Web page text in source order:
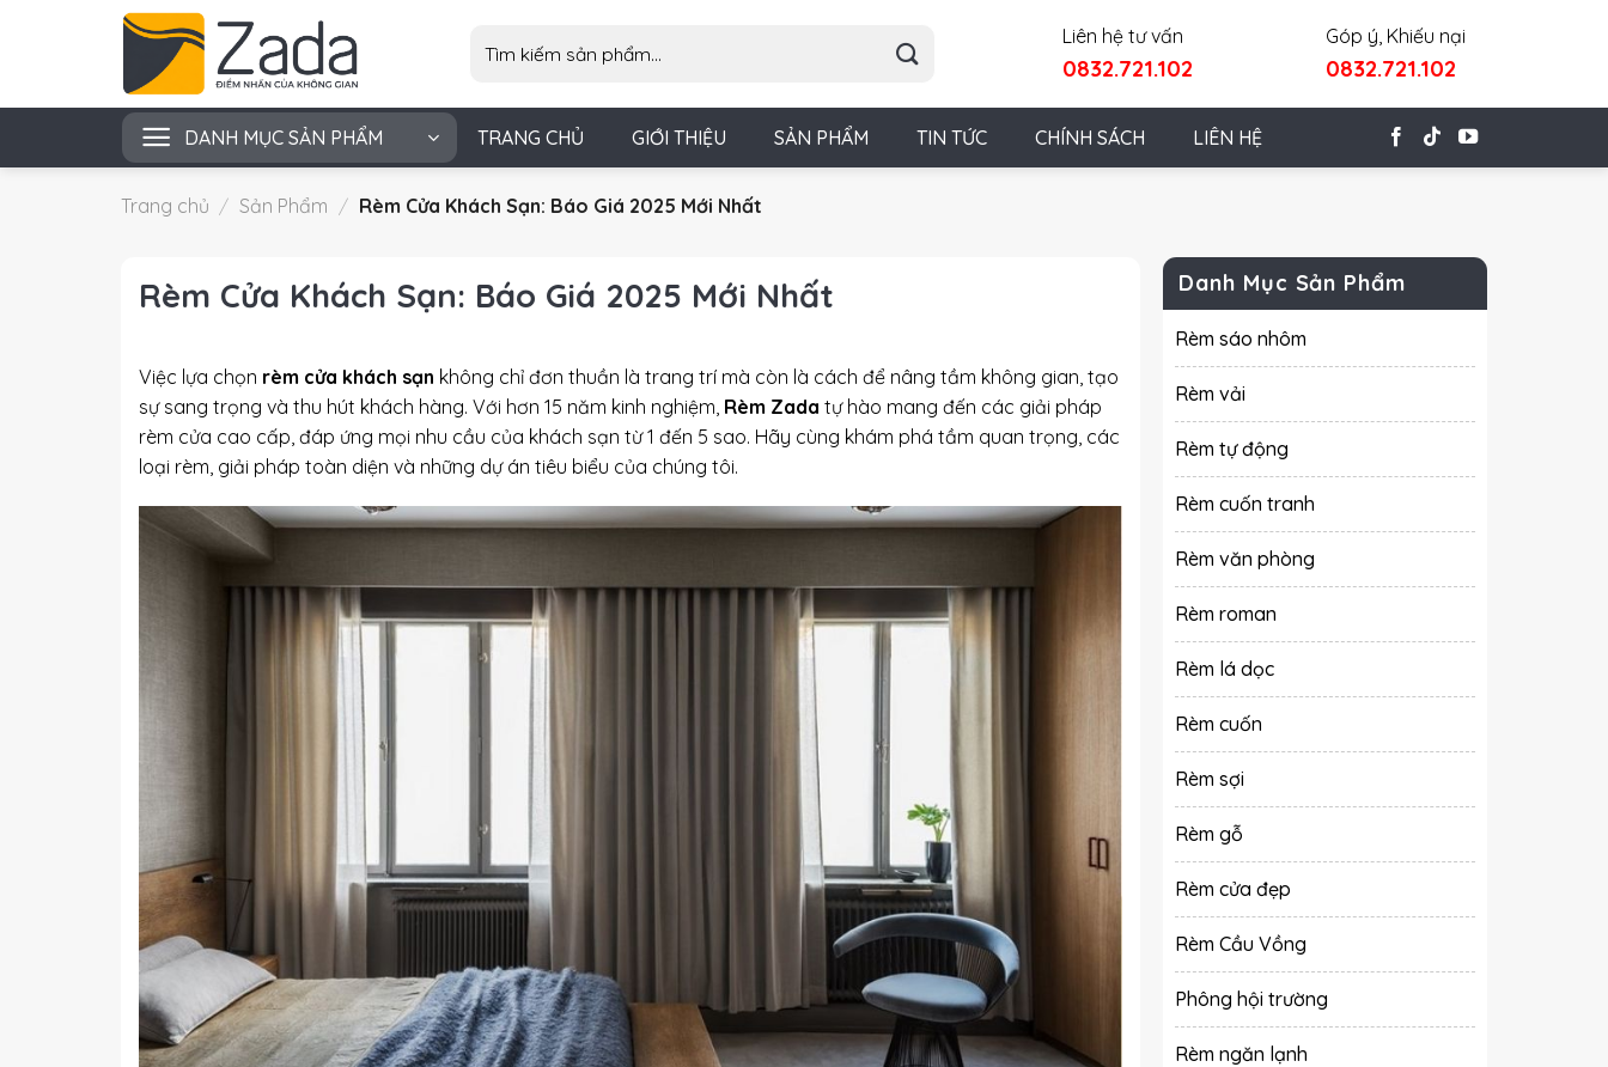
kiếm:
Liên hệ tư vấn
0832.721.102
Góp ý, Khiếu nại
0832.721.102
DANH MỤC SẢN PHẨM TRANG CHỦ GIỚI THIỆU SẢN PHẨM TIN TỨC CHÍNH SÁCH LIÊN HỆ
Trang chủ / Sản Phẩm / Rèm Cửa Khách Sạn: Báo Giá 2025 Mới Nhất
Rèm Cửa Khách Sạn: Báo Giá 2025 Mới Nhất
Việc lựa chọn rèm cửa khách sạn không chỉ đơn thuần là trang trí mà còn là cách để nâng tầm không gian, tạo
sự sang trọng và thu hút khách hàng. Với hơn 15 năm kinh nghiệm, Rèm Zada tự hào mang đến các giải pháp
rèm cửa cao cấp, đáp ứng mọi nhu cầu của khách sạn từ 1 đến 5 sao. Hãy cùng khám phá tầm quan trọng, các
loại rèm, giải pháp toàn diện và những dự án tiêu biểu của chúng tôi.
Danh Mục Sản Phẩm
Rèm sáo nhôm
Rèm vải
Rèm tự động
Rèm cuốn tranh
Rèm văn phòng
Rèm roman
Rèm lá dọc
Rèm cuốn
Rèm sợi
Rèm gỗ
Rèm cửa đẹp
Rèm Cầu Vồng
Phông hội trường
Rèm ngăn lạnh